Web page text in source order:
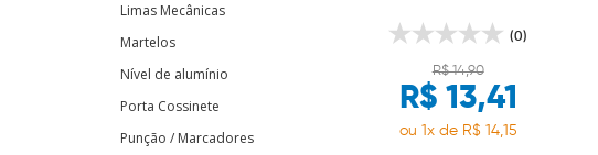
Limas Mecânicas
Martelos
Nível de alumínio
Porta Cossinete
Punção / Marcadores
(0)
R$ 14,90
R$ 13,41
ou 1x de R$ 14,15